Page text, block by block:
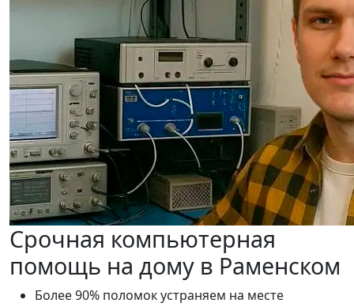
Срочная компьютерная
помощь на дому в Раменском
Более 90% поломок устраняем на месте